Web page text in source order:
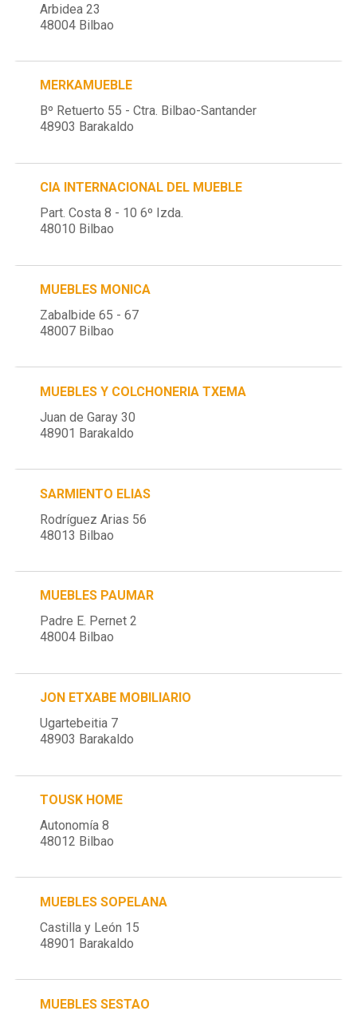
Arbidea 23
48004 Bilbao
MERKAMUEBLE
Bº Retuerto 55 - Ctra. Bilbao-Santander
48903 Barakaldo
CIA INTERNACIONAL DEL MUEBLE
Part. Costa 8 - 10 6º Izda.
48010 Bilbao
MUEBLES MONICA
Zabalbide 65 - 67
48007 Bilbao
MUEBLES Y COLCHONERIA TXEMA
Juan de Garay 30
48901 Barakaldo
SARMIENTO ELIAS
Rodríguez Arias 56
48013 Bilbao
MUEBLES PAUMAR
Padre E. Pernet 2
48004 Bilbao
JON ETXABE MOBILIARIO
Ugartebeitia 7
48903 Barakaldo
TOUSK HOME
Autonomía 8
48012 Bilbao
MUEBLES SOPELANA
Castilla y León 15
48901 Barakaldo
MUEBLES SESTAO